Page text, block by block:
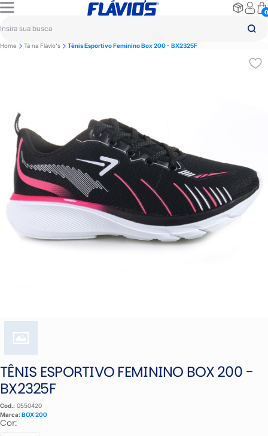
0
Home Tá na Flávio's Tênis Esportivo Feminino Box 200 - BX2325F
TÊNIS ESPORTIVO FEMININO BOX 200 -
BX2325F
Cod.: 0550420
Marca: BOX 200
Cor: